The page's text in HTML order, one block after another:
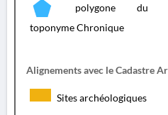
polygone du
toponyme Chronique
Alignements avec le Cadastre
Sites archéologiques